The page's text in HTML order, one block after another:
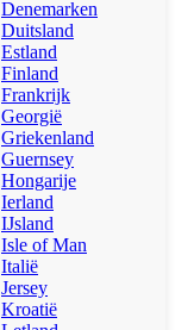
Denemarken
Duitsland
Estland
Finland
Frankrijk
Georgië
Griekenland
Guernsey
Hongarije
Ierland
IJsland
Isle of Man
Italië
Jersey
Kroatië